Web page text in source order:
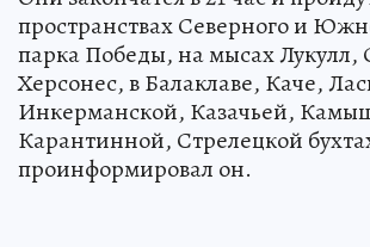
пространствах Северного и
парка Победы, на мысах Лукулл,
Херсонес, в Балаклаве, Каче,
Инкерманской, Казачьей,
Карантинной, Стрелецкой
проинформировал он.